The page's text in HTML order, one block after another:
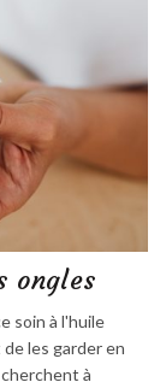
ongles
soin à l'huile
les garder en
à